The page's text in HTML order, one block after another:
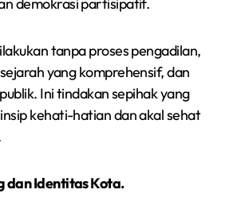
tanpa proses pengadilan,
yang komprehensif, dan
Ini tindakan sepihak yang
kehati-hatian dan akal sehat
dan Identitas Kota.